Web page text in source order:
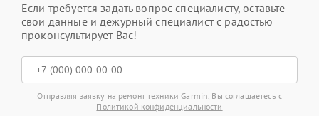
Если требуется задать вопрос специалисту, оставьте
свои данные и дежурный специалист с радостью
проконсультирует Вас!
Отправляя заявку на ремонт техники Garmin, Вы соглашаетесь с
Политикой конфиденциальности